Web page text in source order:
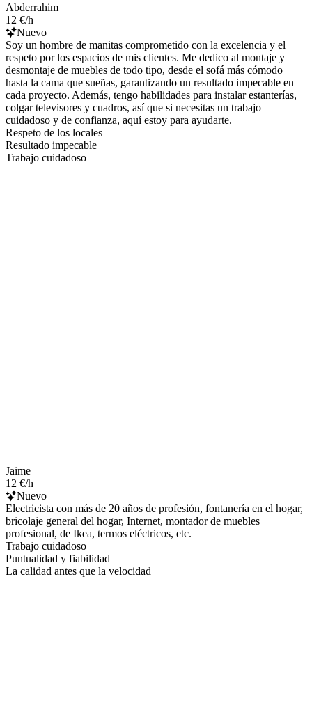
Abderrahim
12 €/h
Nuevo
Soy un hombre de manitas comprometido con la excelencia y el
respeto por los espacios de mis clientes. Me dedico al montaje y
desmontaje de muebles de todo tipo, desde el sofá más cómodo
hasta la cama que sueñas, garantizando un resultado impecable en
cada proyecto. Además, tengo habilidades para instalar estanterías,
colgar televisores y cuadros, así que si necesitas un trabajo
cuidadoso y de confianza, aquí estoy para ayudarte.
Respeto de los locales
Resultado impecable
Trabajo cuidadoso
Jaime
12 €/h
Nuevo
Electricista con más de 20 años de profesión, fontanería en el hogar,
bricolaje general del hogar, Internet, montador de muebles
profesional, de Ikea, termos eléctricos, etc.
Trabajo cuidadoso
Puntualidad y fiabilidad
La calidad antes que la velocidad